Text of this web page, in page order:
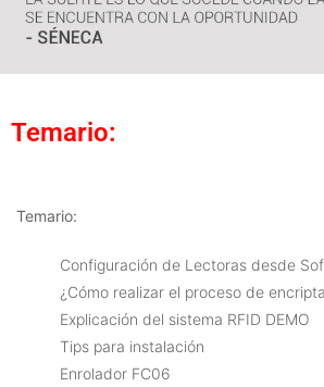
Temario:
Temario:
Configuración de Lectoras desde
¿Cómo realizar el proceso de
Explicación del sistema RFID DEMO
Tips para instalación
Enrolador FC06